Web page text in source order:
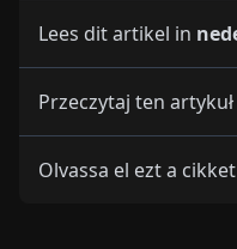
Lees dit artikel in
Przeczytaj ten
Olvassa el ezt a cikket